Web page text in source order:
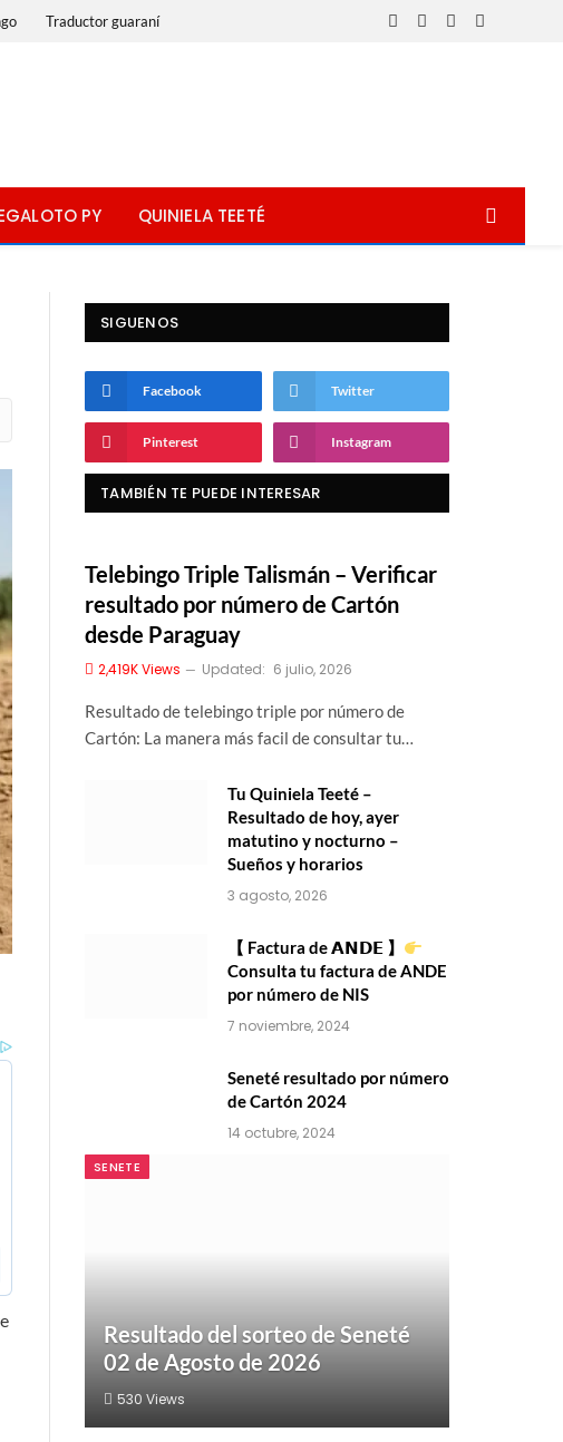
Traductor guaraní
Facebook
X
InstagramWhatsApp
PY QUINIELA TEETÉ
SIGUENOS
Facebook Twitter
Pinterest Instagram
TAMBIÉN TE PUEDE INTERESAR
Telebingo Triple Talismán – Verificar
resultado por número de Cartón
desde Paraguay
2,419KViews Updated: 6 julio, 2026
Resultado de telebingo triple por número de
Cartón: La manera más facil de consultar tu…
Tu Quiniela Teeté –
Resultado de hoy, ayer
matutino y nocturno –
Sueños y horarios
3 agosto, 2026
【 Factura de 𝗔𝗡𝗗𝗘 】
Consulta tu factura de ANDE
por número de NIS
7 noviembre, 2024
Seneté resultado por número
de Cartón 2024
14 octubre, 2024
SENETE
Resultado del sorteo de Seneté
02 de Agosto de 2026
530 Views